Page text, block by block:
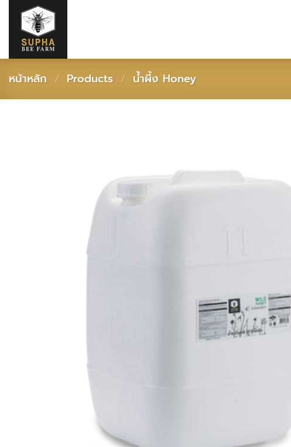
เนื้อหา
หน้าหลัก / Products / น้ำผึ้ง Honey